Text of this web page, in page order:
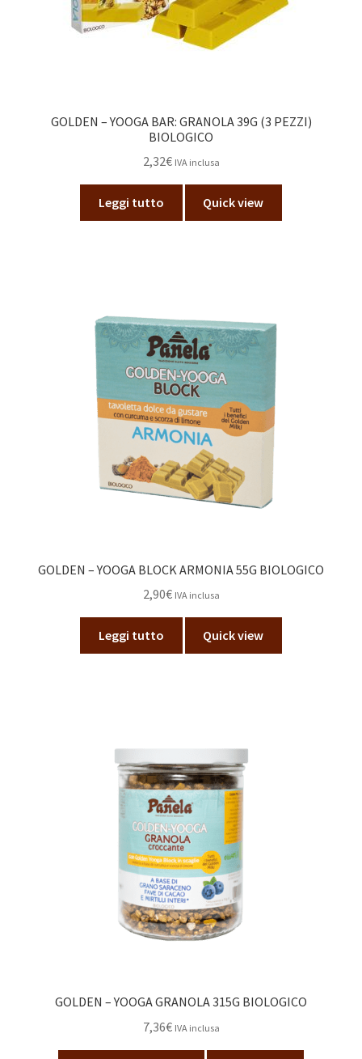
GOLDEN – YOOGA BAR: GRANOLA 39G (3 PEZZI)
BIOLOGICO
2,32€ IVA inclusa
Leggi tutto Quick view
GOLDEN – YOOGA BLOCK ARMONIA 55G BIOLOGICO
2,90€ IVA inclusa
Leggi tutto Quick view
GOLDEN – YOOGA GRANOLA 315G BIOLOGICO
7,36€ IVA inclusa